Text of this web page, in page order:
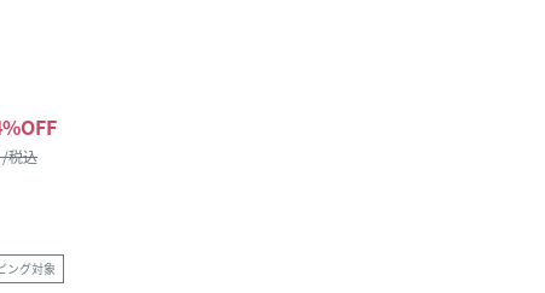
%OFF
税込
ング対象